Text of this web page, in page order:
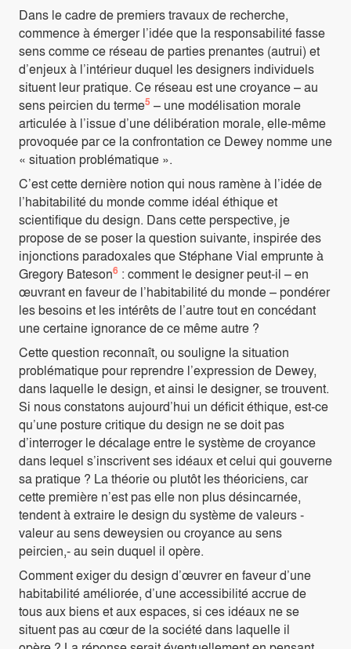
Dans le cadre de premiers travaux de recherche,
commence à émerger l’idée que la responsabilité fasse
sens comme ce réseau de parties prenantes (autrui) et
d’enjeux à l’intérieur duquel les designers individuels
situent leur pratique. Ce réseau est une croyance – au
sens peircien du terme5 – une modélisation morale
articulée à l’issue d’une délibération morale, elle-même
provoquée par ce la confrontation ce Dewey nomme une
« situation problématique ».
C’est cette dernière notion qui nous ramène à l’idée de
l’habitabilité du monde comme idéal éthique et
scientifique du design. Dans cette perspective, je
propose de se poser la question suivante, inspirée des
injonctions paradoxales que Stéphane Vial emprunte à
Gregory Bateson6 : comment le designer peut-il – en
œuvrant en faveur de l’habitabilité du monde – pondérer
les besoins et les intérêts de l’autre tout en concédant
une certaine ignorance de ce même autre ?
Cette question reconnaît, ou souligne la situation
problématique pour reprendre l’expression de Dewey,
dans laquelle le design, et ainsi le designer, se trouvent.
Si nous constatons aujourd’hui un déficit éthique, est-ce
qu’une posture critique du design ne se doit pas
d’interroger le décalage entre le système de croyance
dans lequel s’inscrivent ses idéaux et celui qui gouverne
sa pratique ? La théorie ou plutôt les théoriciens, car
cette première n’est pas elle non plus désincarnée,
tendent à extraire le design du système de valeurs -
valeur au sens deweysien ou croyance au sens
peircien,- au sein duquel il opère.
Comment exiger du design d’œuvrer en faveur d’une
habitabilité améliorée, d’une accessibilité accrue de
tous aux biens et aux espaces, si ces idéaux ne se
situent pas au cœur de la société dans laquelle il